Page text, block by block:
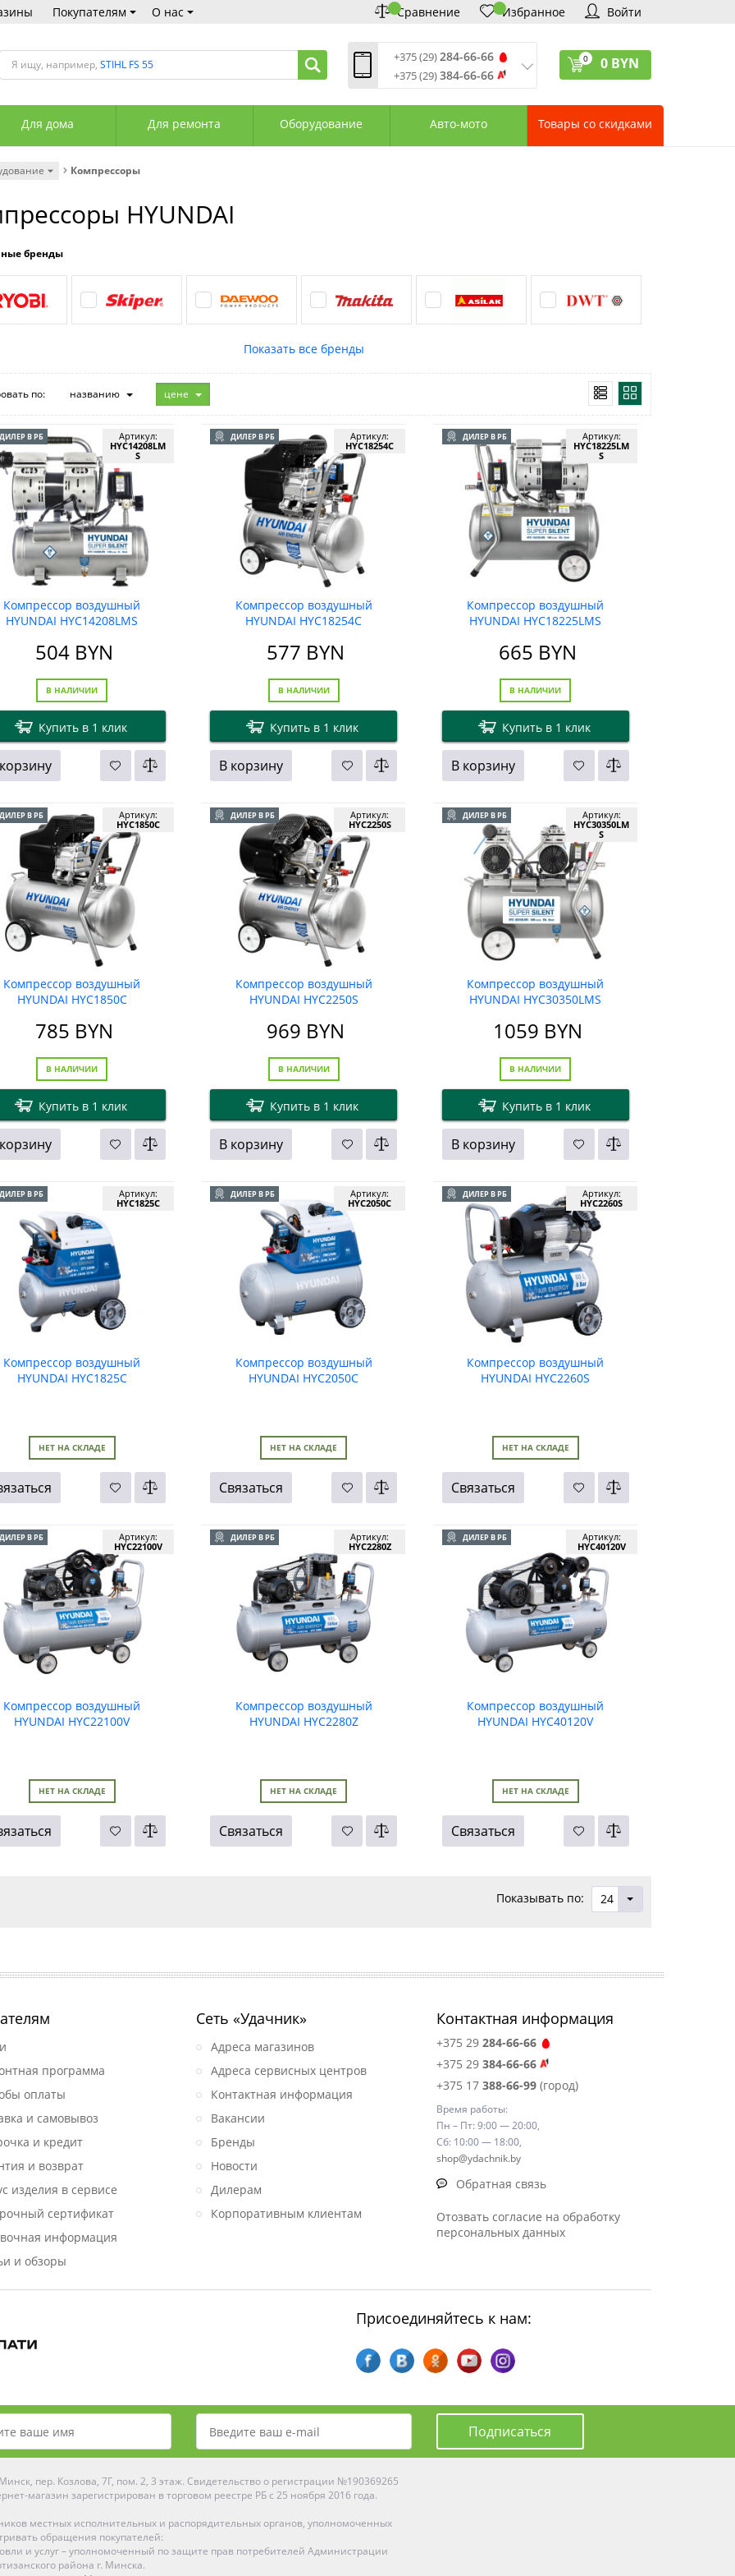
Покупателям О нас Сравнение Избранное Войти
Я ищу, например, STIHL FS 55 +375 (29)284-66-66
+375 (29)384-66-66
Сб: 10:00—18:00
0 0 BYN
Для дома Для ремонта Оборудование Авто-мото Товары со скидками
Компрессоры
HYUNDAI
бренды
по: названию цене
В РБ
Компрессор воздушный
HYUNDAI HYC14208LMS
Артикул:
HYC14208LM
S
504BYN
В НАЛИЧИИ
Купить в 1 клик
ДИЛЕР В РБ
Компрессор воздушный
HYUNDAI HYC18254C
Артикул:
HYC18254C
577 BYN
В НАЛИЧИИ
Купить в 1 клик
В корзину
ДИЛЕР В РБ
Компрессор воздушный
HYUNDAI HYC18225LMS
Артикул:
HYC18225LM
S
665 BYN
В НАЛИЧИИ
Купить в 1 клик
В корзину
В РБ
Компрессор воздушный
HYUNDAI HYC1850C
Артикул:
HYC1850C
785 BYN
В НАЛИЧИИ
Купить в 1 клик
ДИЛЕР В РБ
Компрессор воздушный
HYUNDAI HYC2250S
Артикул:
HYC2250S
969 BYN
В НАЛИЧИИ
Купить в 1 клик
В корзину
ДИЛЕР В РБ
Компрессор воздушный
HYUNDAI HYC30350LMS
Артикул:
HYC30350LM
S
1059 BYN
В НАЛИЧИИ
Купить в 1 клик
В корзину
В РБ
Компрессор воздушный
HYUNDAI HYC1825C
Артикул:
HYC1825C
НЕТ НА СКЛАДЕ
ДИЛЕР В РБ
Компрессор воздушный
HYUNDAI HYC2050C
Артикул:
HYC2050C
НЕТ НА СКЛАДЕ
Связаться
ДИЛЕР В РБ
Компрессор воздушный
HYUNDAI HYC2260S
Артикул:
HYC2260S
НЕТ НА СКЛАДЕ
Связаться
В РБ
Компрессор воздушный
HYUNDAI HYC22100V
Артикул:
HYC22100V
НЕТ НА СКЛАДЕ
ДИЛЕР В РБ
Компрессор воздушный
HYUNDAI HYC2280Z
Артикул:
HYC2280Z
НЕТ НА СКЛАДЕ
Связаться
ДИЛЕР В РБ
Компрессор воздушный
HYUNDAI HYC40120V
Артикул:
HYC40120V
НЕТ НА СКЛАДЕ
Связаться
Показывать по: 24
программа
оплаты
и самовывоз
и кредит
и возврат
изделия в сервисе
сертификат
информация
и обзоры
Сеть «Удачник»
Адреса магазинов
Адреса сервисных центров
Контактная информация
Вакансии
Бренды
Новости
Дилерам
Корпоративным клиентам
Контактная информация
+375 29 284-66-66
+375 29 384-66-66
+375 17 388-66-99(город)
Время работы:
Пн – Пт: 9:00 — 20:00,
Сб: 10:00 — 18:00,
shop@ydachnik.by
Обратная связь
Отозвать согласие на обработку
персональных данных
Присоединяйтесь к нам:
Подписаться
пер. Козлова, 7Г, пом. 2, 3 этаж. Свидетельство о регистрации №190369265
магазин зарегистрирован в торговом реестре РБ с 25 ноября 2016 года.
местных исполнительных и распорядительных органов, уполномоченных
обращения покупателей:
и услуг – уполномоченный по защите прав потребителей Администрации
района г. Минска.